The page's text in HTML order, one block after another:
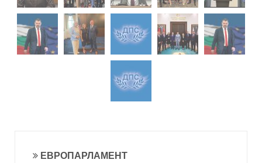
ЕВРОПАРЛАМЕНТ